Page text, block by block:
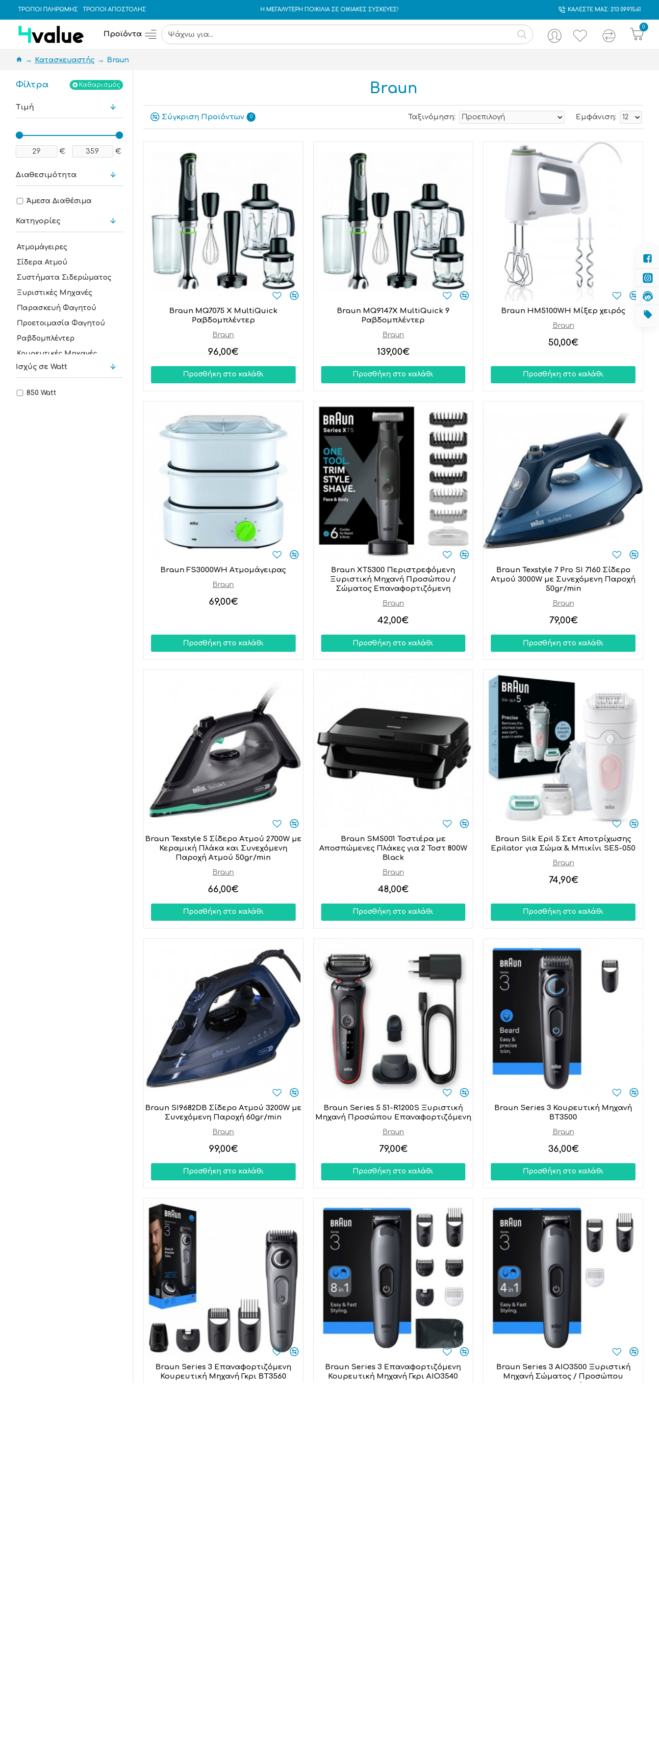
ΤΡΟΠΟΙ ΠΛΗΡΩΜΗΣ ΤΡΟΠΟΙ ΑΠΟΣΤΟΛΗΣ Η ΜΕΓΑΛΥΤΕΡΗ ΠΟΙΚΙΛΙΑ ΣΕ ΟΙΚΙΑΚΕΣ ΣΥΣΚΕΥΕΣ! ΚΑΛΕΣΤΕ ΜΑΣ: 213 0991561
Προϊόντα
0
Κατασκευαστής Braun
Φίλτρα Καθαρισμός
Τιμή
€ €
Κατηγορίες
Ατμομάγειρες
Σίδερα Ατμού
Συστήματα Σιδερώματος
Ξυριστικές Μηχανές
Παρασκευή Φαγητού
Προετοιμασία Φαγητού
Ραβδομπλέντερ
Κουρευτικές Μηχανές
Σιδέρωμα
Ισχύς σε Watt
850 Watt
Διαθεσιμότητα
Άμεσα Διαθέσιμα
Braun
Σύγκριση Προϊόντων 0 Ταξινόμηση: Εμφάνιση:
Braun
Braun MQ7075 X MultiQuick
Ραβδομπλέντερ
96,00€
Προσθήκη στο καλάθι
Braun
Braun MQ9147X MultiQuick 9
Ραβδομπλέντερ
139,00€
Προσθήκη στο καλάθι
Braun
Braun HM5100WH Μίξερ χειρός
50,00€
Προσθήκη στο καλάθι
Braun
Braun FS3000WH Ατμομάγειρας
69,00€
Προσθήκη στο καλάθι
Braun
Braun XT5300 Περιστρεφόμενη
Ξυριστική Μηχανή Προσώπου /
Σώματος Επαναφορτιζόμενη
42,00€
Προσθήκη στο καλάθι
Braun
Braun Texstyle 7 Pro SI 7160 Σίδερο
Ατμού 3000W με Συνεχόμενη Παροχή
50gr/min
79,00€
Προσθήκη στο καλάθι
Braun
Braun Texstyle 5 Σίδερο Ατμού 2700W με
Κεραμική Πλάκα και Συνεχόμενη
Παροχή Ατμού 50gr/min
66,00€
Προσθήκη στο καλάθι
Braun
Braun SM5001 Τοστιέρα με
Αποσπώμενες Πλάκες για 2 Τοστ 800W
Black
48,00€
Προσθήκη στο καλάθι
Braun
Braun Silk Epil 5 Σετ Αποτρίχωσης
Epilator για Σώμα & Μπικίνι SE5-050
74,90€
Προσθήκη στο καλάθι
Braun
Braun SI9682DB Σίδερο Ατμού 3200W με
Συνεχόμενη Παροχή 60gr/min
99,00€
Προσθήκη στο καλάθι
Braun
Braun Series 5 51-R1200S Ξυριστική
Μηχανή Προσώπου Επαναφορτιζόμενη
79,00€
Προσθήκη στο καλάθι
Braun
Braun Series 3 Κουρευτική Μηχανή
BT3500
36,00€
Προσθήκη στο καλάθι
Braun Series 3 Επαναφορτιζόμενη
Κουρευτική Μηχανή Γκρι BT3560
Braun Series 3 Επαναφορτιζόμενη
Κουρευτική Μηχανή Γκρι AIO3540
Braun Series 3 AIO3500 Ξυριστική
Μηχανή Σώματος / Προσώπου